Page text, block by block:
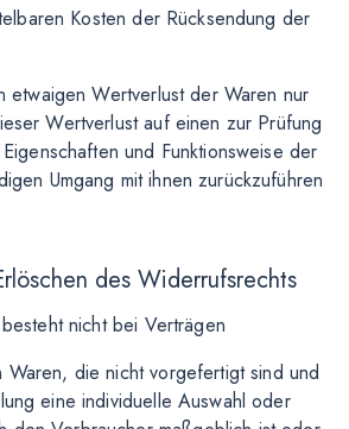
Kosten der Rücksendung der
etwaigen Wertverlust der Waren nur
Wertverlust auf einen zur Prüfung
und Funktionsweise der
Umgang mit ihnen zurückzuführen
des Widerrufsrechts
nicht bei Verträgen
Waren, die nicht vorgefertigt sind und
eine individuelle Auswahl oder